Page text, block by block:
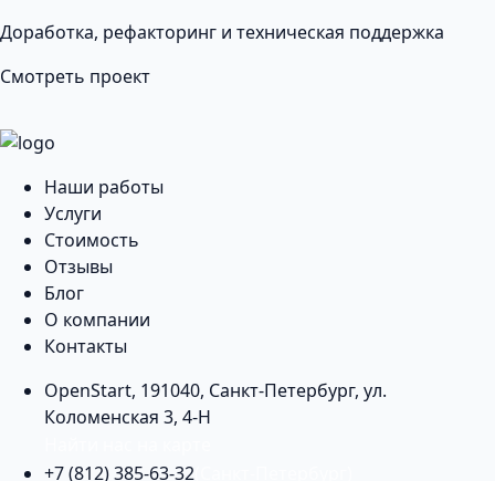
Доработка, рефакторинг и техническая поддержка
Смотреть проект
Наши работы
Услуги
Стоимость
Отзывы
Блог
О компании
Контакты
OpenStart, 191040, Санкт-Петербург, ул.
Коломенская 3, 4-Н
+7 (812) 385-63-32